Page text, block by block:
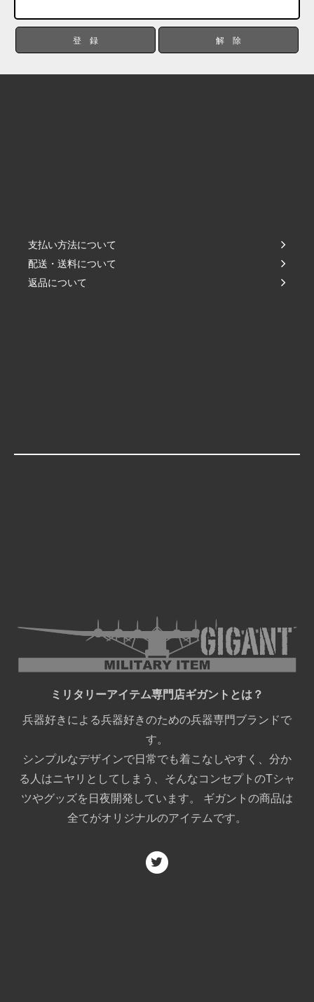
支払い方法について
配送・送料について
返品について
ミリタリーアイテム専門店ギガントとは？
兵器好きによる兵器好きのための兵器専門ブランドで
す。
シンプルなデザインで日常でも着こなしやすく、分か
る人はニヤリとしてしまう、そんなコンセプトのTシャ
ツやグッズを日夜開発しています。 ギガントの商品は
全てがオリジナルのアイテムです。